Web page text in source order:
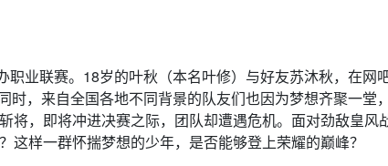
职业联赛。18岁的叶秋（本名叶修）与好友苏沐秋，在网
，来自全国各地不同背景的队友们也因为梦想齐聚一堂，
将，即将冲进决赛之际，团队却遭遇危机。面对劲敌皇风
样一群怀揣梦想的少年，是否能够登上荣耀的巅峰？